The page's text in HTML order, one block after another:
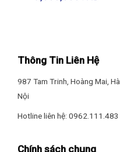
– Giặt mạnh 49 phút
– Giặt hơi nước
– Giặt diệt côn trùng
Thông Tin Liên Hệ
987 Tam Trinh, Hoàng Mai, Hà
Nội
Hotline liên hệ: 0962.111.483
Chính sách chung